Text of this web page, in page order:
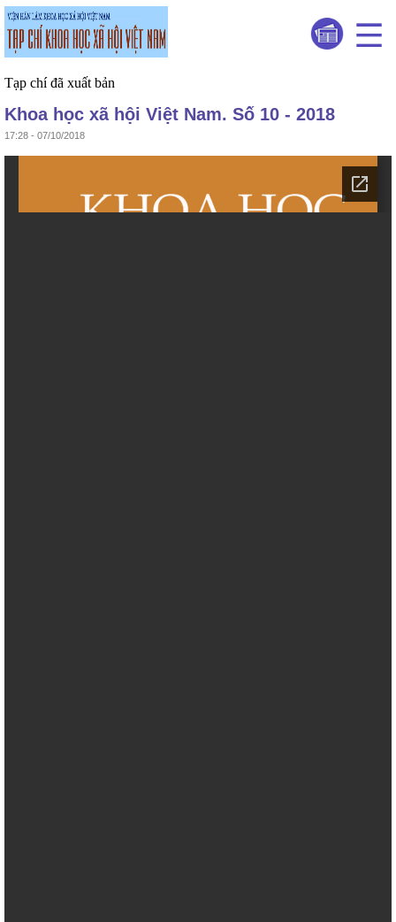
Tạp chí đã xuất bản
Khoa học xã hội Việt Nam. Số 10 - 2018
17:28 - 07/10/2018